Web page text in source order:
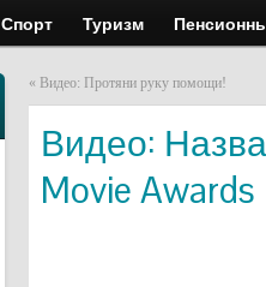
Спорт Туризм
« Видео: Протяни руку помощи!
Видео:
Movie Awards